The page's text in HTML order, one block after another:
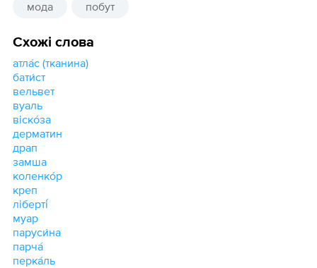
мода побут
Схожі слова
атла́с (тканина)
бати́ст
вельвет
вуаль
віско́за
дерматин
драп
замша
коленко́р
креп
ліберті́
муар
паруси́на
парча́
перка́ль